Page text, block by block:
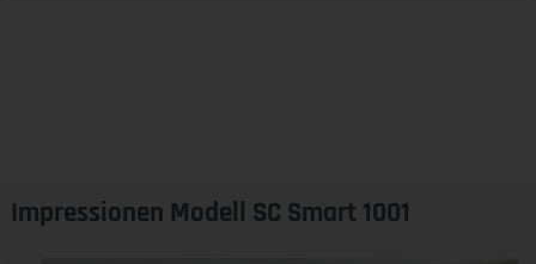
Impressionen Modell SC Smart 1001